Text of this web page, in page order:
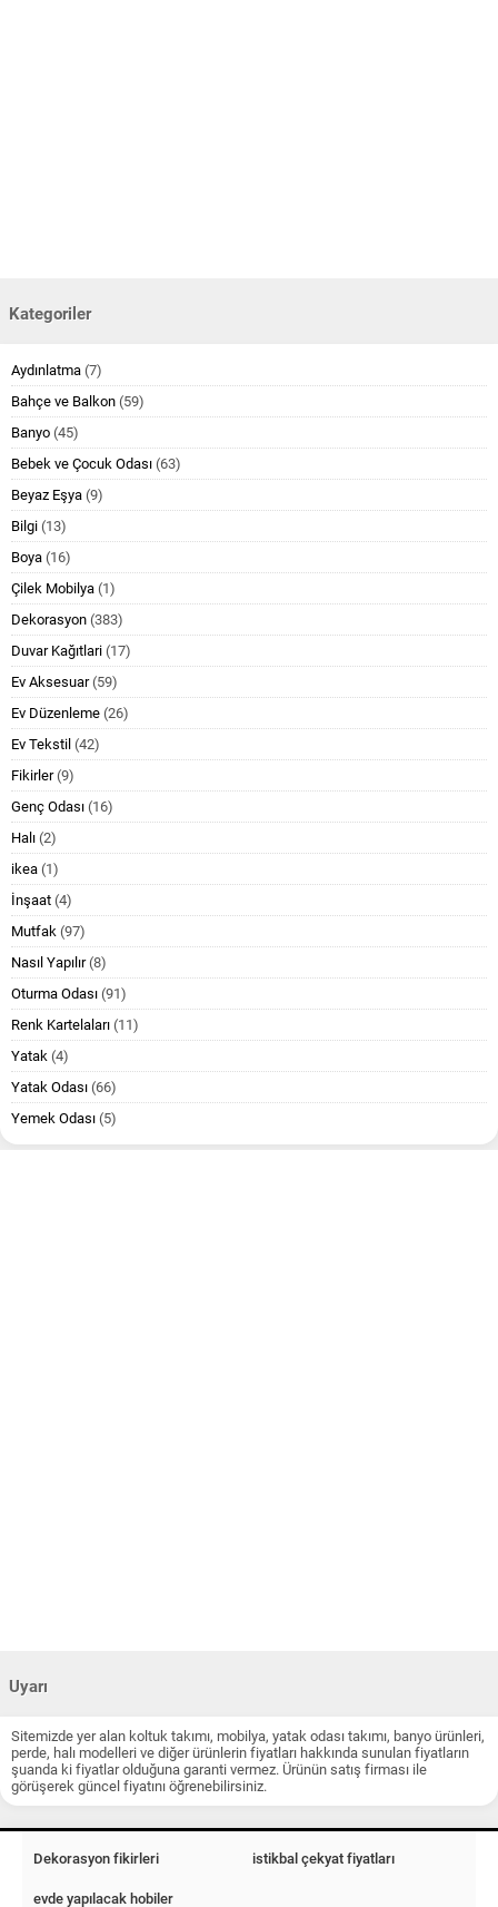
Kategoriler
Aydınlatma (7)
Bahçe ve Balkon (59)
Banyo (45)
Bebek ve Çocuk Odası (63)
Beyaz Eşya (9)
Bilgi (13)
Boya (16)
Çilek Mobilya (1)
Dekorasyon (383)
Duvar Kağıtlari (17)
Ev Aksesuar(59)
Ev Düzenleme (26)
Ev Tekstil (42)
Fikirler(9)
Genç Odası (16)
Halı (2)
ikea (1)
İnşaat (4)
Mutfak (97)
Nasıl Yapılır(8)
Oturma Odası (91)
Renk Kartelaları (11)
Yatak (4)
Yatak Odası (66)
Yemek Odası (5)
Uyarı
Sitemizde yer alan koltuk takımı, mobilya, yatak odası takımı, banyo ürünleri,
perde, halı modelleri ve diğer ürünlerin fiyatları hakkında sunulan fiyatların
şuanda ki fiyatlar olduğuna garanti vermez. Ürünün satış firması ile
görüşerek güncel fiyatını öğrenebilirsiniz.
Dekorasyon fikirleri istikbal çekyat fiyatları
evde yapılacak hobiler